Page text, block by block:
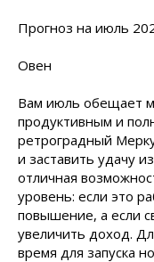
Прогноз на июль
Овен
Вам июль обещает
продуктивным и
ретроградный
и заставить удачу
отличная
уровень: если это
повышение, а если
увеличить доход.
время для запуска